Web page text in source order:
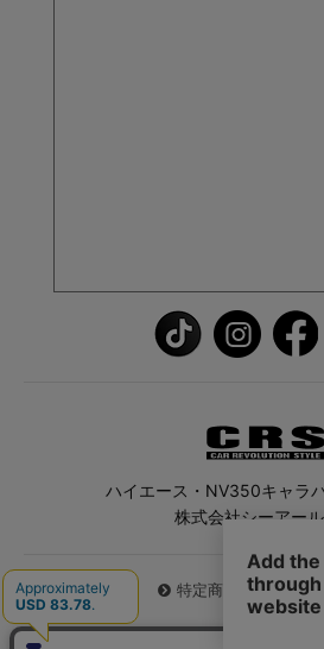
ハイエース・NV350キャラ
株式会社シーアー
特定商取引法に基づ